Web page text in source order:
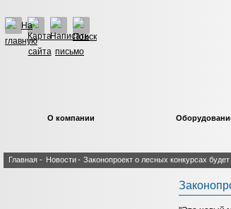
О компании
Главная - Новости-Законопроект о лесных конкурсах